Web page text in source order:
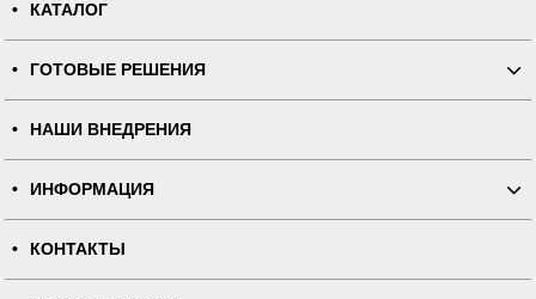
КАТАЛОГ
ГОТОВЫЕ РЕШЕНИЯ
НАШИ ВНЕДРЕНИЯ
ИНФОРМАЦИЯ
КОНТАКТЫ